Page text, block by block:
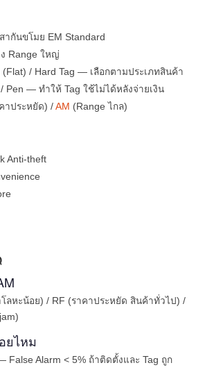
ากันขโมย EM Standard
Range ใหญ่
(Flat) / Hard Tag — เลือกตามประเภทสินค้า
/ Pen — ทำให้ Tag ใช้ไม่ได้หลังจ่ายเงิน
าประหยัด) / AM (Range ไกล)
Anti-theft
ลหะน้อย) / RF (ราคาประหยัด สินค้าทั่วไป) /
ยไหม
False Alarm < 5% ถ้าติดตั้งและ Tag ถูก